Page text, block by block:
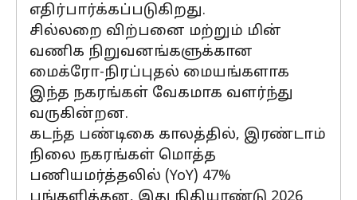
எதிர்பார்க்கப்படுகிறது.
சில்லறை விற்பனை மற்றும் மின்
வணிக நிறுவனங்களுக்கான
மைக்ரோ-நிரப்புதல் மையங்களாக
இந்த நகரங்கள் வேகமாக வளர்ந்து
வருகின்றன.
கடந்த பண்டிகை காலத்தில், இரண்டாம்
நிலை நகரங்கள் மொத்த
பணியமர்த்தலில் (YoY) 47%